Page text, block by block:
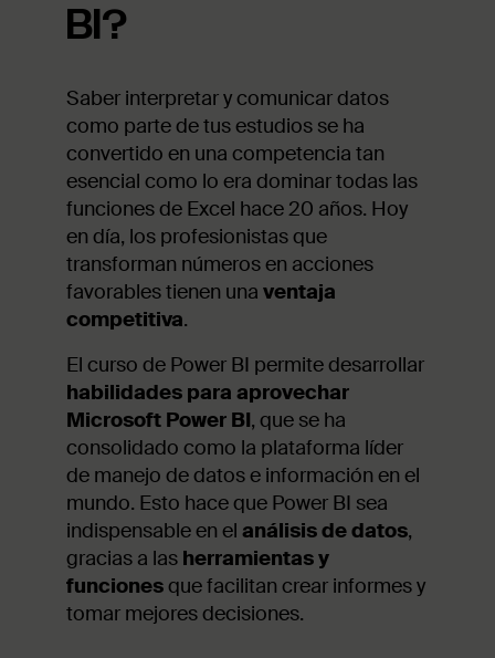
BI?
Saber interpretar y comunicar datos
como parte de tus estudios se ha
convertido en una competencia tan
esencial como lo era dominar todas las
funciones de Excel hace 20 años. Hoy
en día, los profesionistas que
transforman números en acciones
favorables tienen una ventaja
competitiva.
El curso de Power BI permite desarrollar
habilidades para aprovechar
Microsoft Power BI, que se ha
consolidado como la plataforma líder
de manejo de datos e información en el
mundo. Esto hace que Power BI sea
indispensable en el análisis de datos,
gracias a las herramientas y
funcionesque facilitan crear informes y
tomar mejores decisiones.